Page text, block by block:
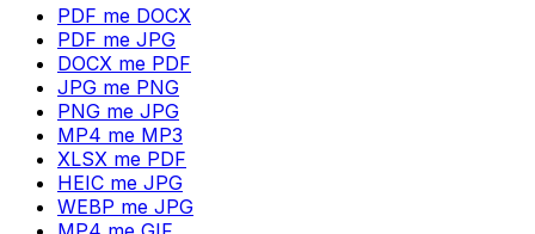
PDF me DOCX
PDF me JPG
DOCX me PDF
JPG me PNG
PNG me JPG
MP4 me MP3
XLSX me PDF
HEIC me JPG
WEBP me JPG